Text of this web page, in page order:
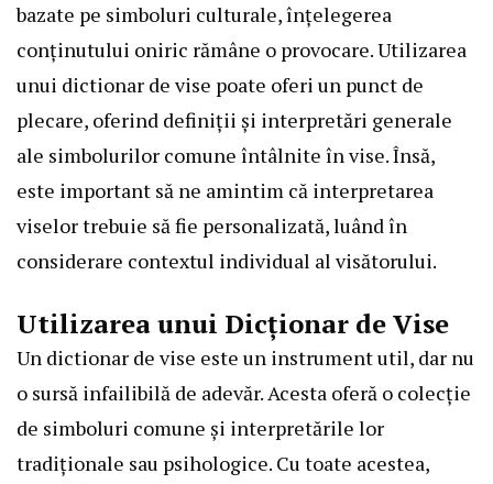
bazate pe simboluri culturale, înțelegerea
conținutului oniric rămâne o provocare. Utilizarea
unui dictionar de vise poate oferi un punct de
plecare, oferind definiții și interpretări generale
ale simbolurilor comune întâlnite în vise. Însă,
este important să ne amintim că interpretarea
viselor trebuie să fie personalizată, luând în
considerare contextul individual al visătorului.
Utilizarea unui Dicționar de Vise
Un dictionar de vise este un instrument util, dar nu
o sursă infailibilă de adevăr. Acesta oferă o colecție
de simboluri comune și interpretările lor
tradiționale sau psihologice. Cu toate acestea,